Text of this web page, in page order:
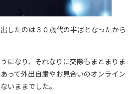
したのは３０歳代の半ばとなったから
になり、それなりに交際もまとまりま
って外出自粛やお見合いのオンライン
いままでした。